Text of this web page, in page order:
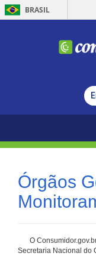
BRASIL
Órgãos
O
Secretaria Nacional do